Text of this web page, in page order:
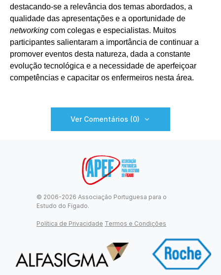
destacando-se a relevância dos temas abordados, a
qualidade das apresentações e a oportunidade de
networking com colegas e especialistas. Muitos
participantes salientaram a importância de continuar a
promover eventos desta natureza, dada a constante
evolução tecnológica e a necessidade de aperfeiçoar
competências e capacitar os enfermeiros nesta área.
Ver Comentários (0)
© 2006-2026 Associação Portuguesa para o
Estudo do Fígado.
Política de Privacidade Termos e Condições